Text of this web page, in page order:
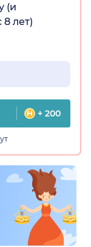
(и
лет)
+ 200